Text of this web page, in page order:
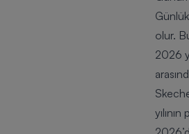
olur.
2026